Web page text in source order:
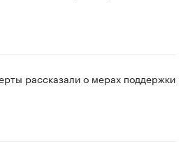
рассказали о мерах поддержки